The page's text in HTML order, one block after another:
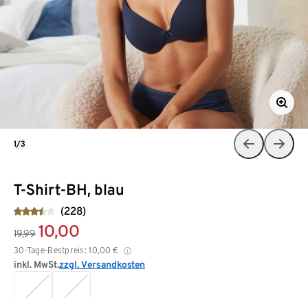
T-Shirt-BH, blau
(228)
19,99 10,00
30-Tage-Bestpreis: 10,00 €
inkl. MwSt.zzgl. Versandkosten
1/3